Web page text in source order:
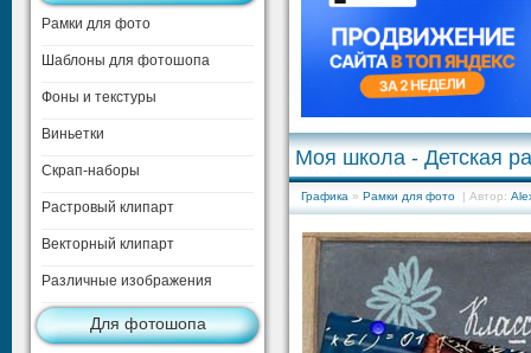
Рамки для фото
Шаблоны для фотошопа
Фоны и текстуры
Виньетки
Скрап-наборы
Растровый клипарт
Векторный клипарт
Различные изображения
Для фотошопа
Моя школа - Детская
Графика » Рамки для фото | Автор: